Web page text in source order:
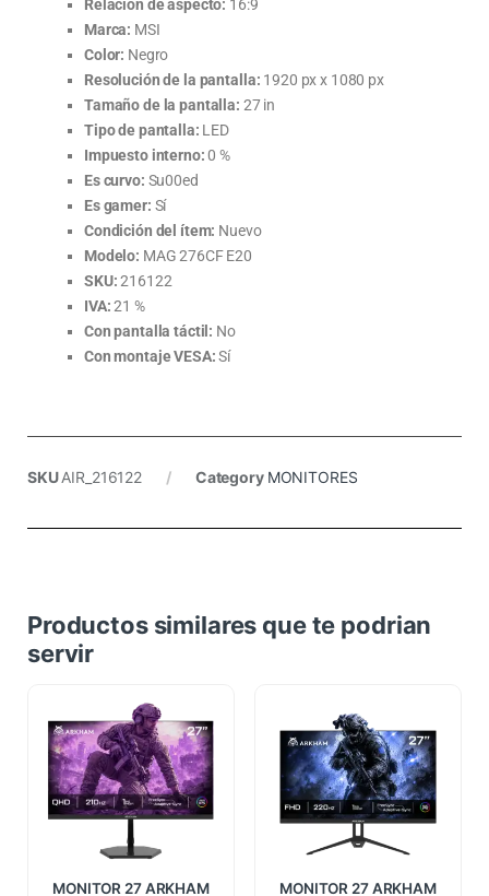
Relación de aspecto: 16:9
Marca: MSI
Color: Negro
Resolución de la pantalla: 1920 px x 1080 px
Tamaño de la pantalla: 27 in
Tipo de pantalla: LED
Impuesto interno:0 %
Es curvo: Su00ed
Es gamer: Sí
Condición del ítem: Nuevo
Modelo: MAG 276CF E20
SKU:216122
IVA:21 %
Con pantalla táctil: No
Con montaje VESA:Sí
SKUAIR_216122 Category MONITORES
Productos similares que te podrian
servir
MONITOR 27 ARKHAM
MONITOR 27 ARKHAM